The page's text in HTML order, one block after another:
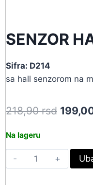
SENZOR
Sifra: D214
sa hall senzorom na
218,90rsd
Na lageru
SENZOR
HALL